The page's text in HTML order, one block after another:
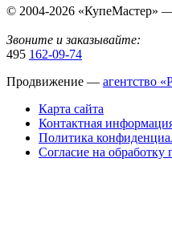
© 2004-2026 «КупеМастер»
Звоните и заказывайте:
495 162-09-74
Продвижение — агентство
Карта сайта
Контактная
Политика
Согласие на